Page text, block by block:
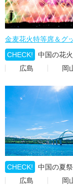
金麦花火特等席＆グ
CHECK!
中国の花
広島
岡
CHECK!
中国の夏
広島
岡